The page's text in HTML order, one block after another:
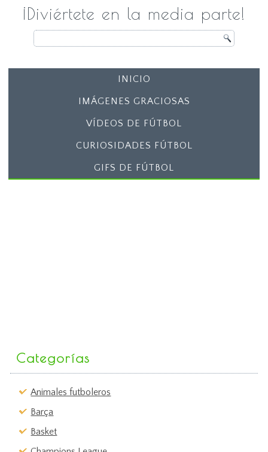
¡Diviértete en la media parte!
INICIO
IMÁGENES GRACIOSAS
VÍDEOS DE FÚTBOL
CURIOSIDADES FÚTBOL
GIFS DE FÚTBOL
Categorías
Animales futboleros
Barça
Basket